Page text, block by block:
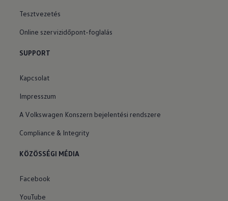
Tesztvezetés
Online szervizidőpont-foglalás
SUPPORT
Kapcsolat
Impresszum
A Volkswagen Konszern bejelentési rendszere
Compliance & Integrity
KÖZÖSSÉGI MÉDIA
Facebook
YouTube